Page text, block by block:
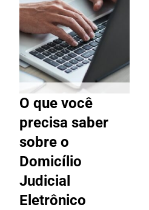
O que você
precisa saber
sobre o
Domicílio
Judicial
Eletrônico